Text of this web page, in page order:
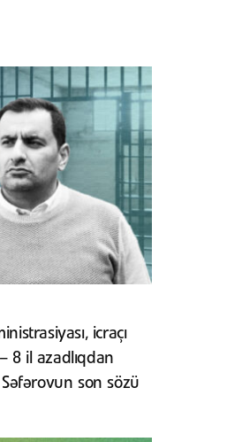
icraçı
8 il azadlıqdan
son sözü